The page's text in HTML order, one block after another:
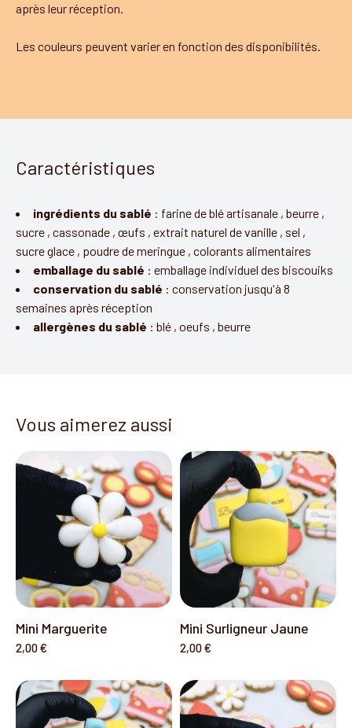
après leur réception.
Les couleurs peuvent varier en fonction des disponibilités.
Caractéristiques
ingrédients du sablé : farine de blé artisanale , beurre ,
sucre , cassonade , œufs , extrait naturel de vanille , sel ,
sucre glace , poudre de meringue , colorants alimentaires
emballage du sablé : emballage individuel des biscouiks
conservation du sablé : conservation jusqu'à 8
semaines après réception
allergènes du sablé : blé , oeufs , beurre
Vous aimerez aussi
Mini Marguerite
2,00 €
Mini Surligneur Jaune
2,00 €